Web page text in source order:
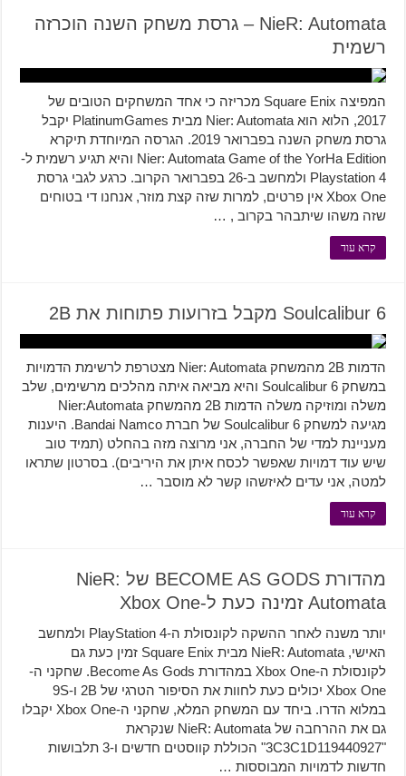
NieR: Automata – גרסת משחק השנה הוכרזה
רשמית
המפיצה Square Enix מכריזה כי אחד המשחקים הטובים של
2017, הלוא הוא Nier: Automata מבית PlatinumGames יקבל
גרסת משחק השנה בפברואר 2019. הגרסה המיוחדת תיקרא
Nier: Automata Game of the YorHa Edition והיא תגיע רשמית ל-
Playstation 4 ולמחשב ב-26 בפברואר הקרוב. כרגע לגבי גרסת
Xbox One אין פרטים, למרות שזה קצת מוזר, אנחנו די בטוחים
שזה משהו שיתבהר בקרוב , …
קרא עוד
Soulcalibur 6 מקבל בזרועות פתוחות את 2B
הדמות 2B מהמשחק Nier: Automata מצטרפת לרשימת הדמויות
במשחק Soulcalibur 6 והיא מביאה איתה מהלכים מרשימים, שלב
משלה ומוזיקה משלה הדמות 2B מהמשחק Nier:Automata
מגיעה למשחק Soulcalibur 6 של חברת Bandai Namco. היענות
מעניינת למדי של החברה, אני מרוצה מזה בהחלט (תמיד טוב
שיש עוד דמויות שאפשר לכסח איתן את היריבים). בסרטון שתראו
למטה, אני עדים לאיזשהו קשר לא מוסבר …
קרא עוד
מהדורת BECOME AS GODS של NieR:
Automata זמינה כעת ל-Xbox One
יותר משנה לאחר ההשקה לקונסולת ה-PlayStation 4 ולמחשב
האישי, NieR: Automata מבית Square Enix זמין כעת גם
לקונסולת ה-Xbox One במהדורת Become As Gods. שחקני ה-
Xbox One יכולים כעת לחוות את הסיפור הטרגי של 2B ו-9S
במלוא הדרו. ביחד עם המשחק המלא, שחקני ה-Xbox One יקבלו
גם את ההרחבה של NieR: Automata שנקראת
"3C3C1D119440927" הכוללת קווסטים חדשים ו-3 תלבושות
חדשות לדמויות המבוססות …